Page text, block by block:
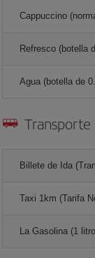
Cappuccino
Refresco (botella
Agua (botella de
Transporte
Billete de Ida
Taxi 1km (Tarifa
La Gasolina (1